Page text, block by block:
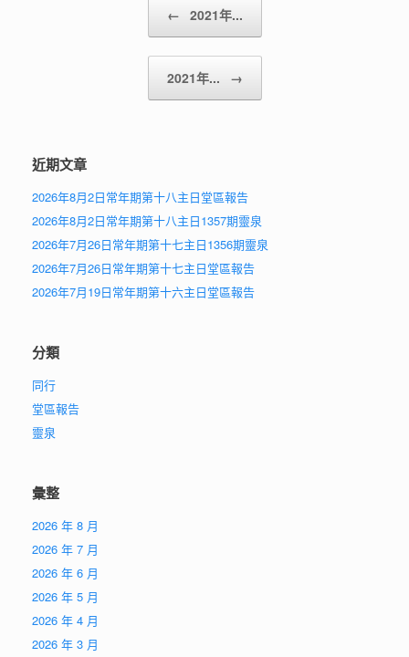
Post navigation
← 2021年...
2021年... →
近期文章
2026年8月2日常年期第十八主日堂區報告
2026年8月2日常年期第十八主日1357期靈泉
2026年7月26日常年期第十七主日1356期靈泉
2026年7月26日常年期第十七主日堂區報告
2026年7月19日常年期第十六主日堂區報告
分類
同行
堂區報告
靈泉
彙整
2026 年 8 月
2026 年 7 月
2026 年 6 月
2026 年 5 月
2026 年 4 月
2026 年 3 月